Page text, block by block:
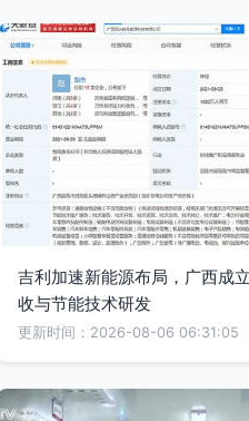
吉利加速新能源布局，广西成
收与节能技术研发
更新时间：2026-08-06 06:31:05